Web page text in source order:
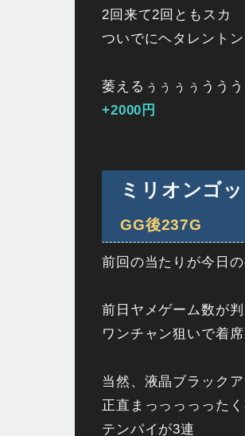
2回来て2回ともスカ
ついでにヘタレント
萎えるぅぅぅぅうう
+2000円
ミリオンゴ
GG後237G
前回の当たりが今日
前日ヤメゲーム数が
ワンチャン狙いで着席
当然、液晶ブラック
正直まっっっっった
テンパイが3連